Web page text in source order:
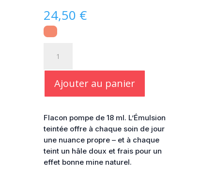
24,50 €
Émulsion
teintée
Ajouter au panier
Flacon pompe de 18 ml. L’Émulsion
teintée offre à chaque soin de jour
une nuance propre – et à chaque
teint un hâle doux et frais pour un
effet bonne mine naturel.